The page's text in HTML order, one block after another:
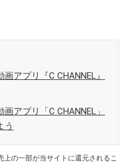
アプリ『C CHANNEL』
アプリ「C CHANNEL」
う
の一部が当サイトに還元されるこ